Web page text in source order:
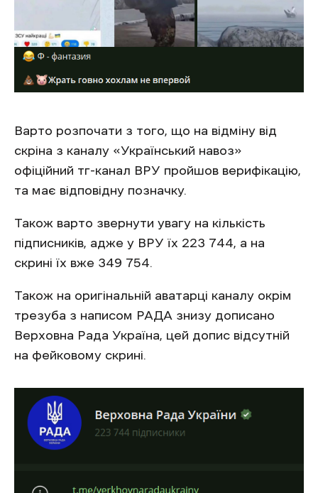
Варто розпочати з того, що на відміну від
скріна з каналу «Український навоз»
офіційний тг-канал ВРУ пройшов верифікацію,
та має відповідну позначку.
Також варто звернути увагу на кількість
підписників, адже у ВРУ їх 223 744, а на
скрині їх вже 349 754.
Також на оригінальній аватарці каналу окрім
трезуба з написом РАДА знизу дописано
Верховна Рада Україна, цей допис відсутній
на фейковому скрині.